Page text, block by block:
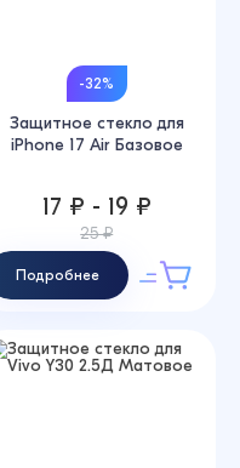
-32%
Защитное стекло для
iPhone 17 Air Базовое
17 ₽ - 19 ₽
25 ₽
Подробнее